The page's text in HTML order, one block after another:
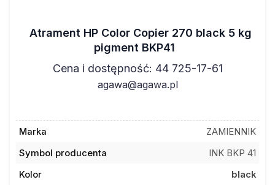
Atrament HP Color Copier 270 black 5 kg
pigment BKP41
Cena i dostępność: 44 725-17-61
agawa@agawa.pl
Marka
ZAMIENNIK
Symbol producenta
INK BKP 41
Kolor
black